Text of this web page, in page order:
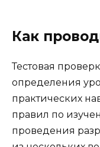
Как
Тестовая
определения
практических
правил по
проведения